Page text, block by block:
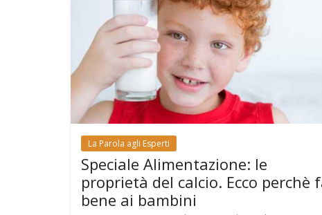
La Parola agli Esperti
Speciale Alimentazione: le
proprietà del calcio. Ecco perchè
bene ai bambini